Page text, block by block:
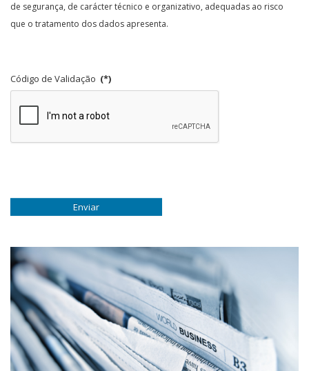
de segurança, de carácter técnico e organizativo, adequadas ao risco
que o tratamento dos dados apresenta.
Código de Validação (*)
Enviar